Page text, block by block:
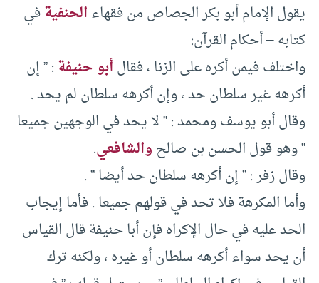
يقول الإمام أبو بكر الجصاص من فقهاءالحنفيةفي
كتابه – أحكام القرآن:
واختلف فيمن أكره على الزنا ، فقالأبو حنيفة: ” إن
أكرهه غير سلطان حد ، وإن أكرهه سلطان لم يحد .
وقال أبو يوسف ومحمد : ” لا يحد في الوجهين جميعا
” وهو قول الحسن بن صالحوالشافعي.
وقال زفر : ” إن أكرهه سلطان حد أيضا ” .
وأما المكرهة فلا تحد في قولهم جميعا . فأما إيجاب
الحد عليه في حال الإكراه فإن أبا حنيفة قال القياس
أن يحد سواء أكرهه سلطان أو غيره ، ولكنه ترك